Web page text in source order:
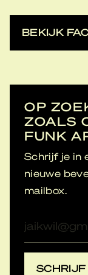
BEKIJK
OP
ZOALS
FUNK
Schrijf je in
nieuwe
mailbox.
mailadres
SCHRIJF